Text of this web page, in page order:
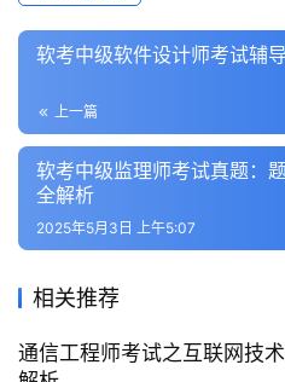
软考中级软件设计师考试辅
上一篇
软考中级监理师考试真题：
全解析
2025年5月3日 上午5:07
相关推荐
通信工程师考试之互联网技